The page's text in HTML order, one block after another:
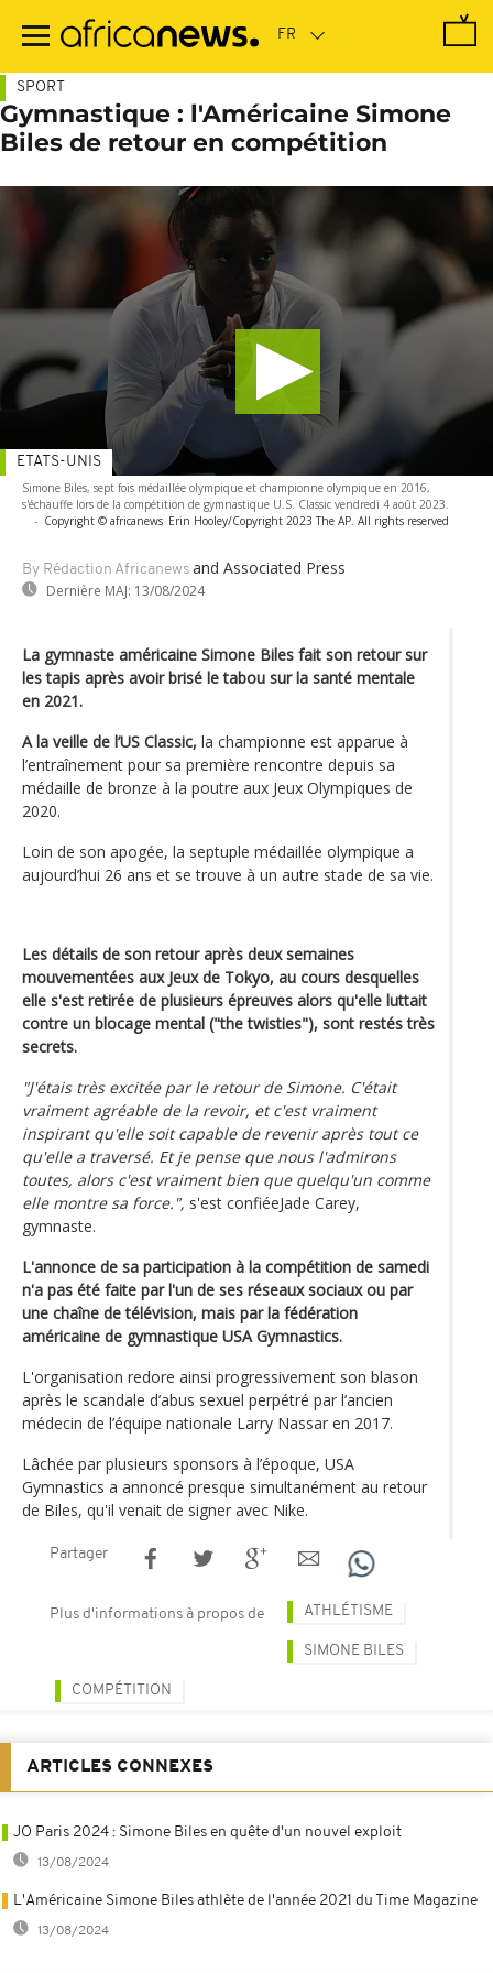
contenu
SPORT
Gymnastique : l'Américaine Simone
Biles de retour en compétition
Simone Biles, sept fois médaillée olympique et championne olympique en 2016,
s'échauffe lors de la compétition de gymnastique U.S. Classic vendredi 4 août 2023.
- Copyright © africanews Erin Hooley/Copyright 2023 The AP. All rights reserved
By Rédaction Africanews and Associated Press
Dernière MAJ: 13/08/2024
ETATS-UNIS
La gymnaste américaine Simone Biles fait son retour sur
les tapis après avoir brisé le tabou sur la santé mentale
en 2021.
A la veille de l’US Classic, la championne est apparue à
l’entraînement pour sa première rencontre depuis sa
médaille de bronze à la poutre aux Jeux Olympiques de
2020.
Loin de son apogée, la septuple médaillée olympique a
aujourd’hui 26 ans et se trouve à un autre stade de sa vie.
Les détails de son retour après deux semaines
mouvementées aux Jeux de Tokyo, au cours desquelles
elle s'est retirée de plusieurs épreuves alors qu'elle luttait
contre un blocage mental ("the twisties"), sont restés très
secrets.
"J'étais très excitée par le retour de Simone. C'était
vraiment agréable de la revoir, et c'est vraiment
inspirant qu'elle soit capable de revenir après tout ce
qu'elle a traversé. Et je pense que nous l'admirons
toutes, alors c'est vraiment bien que quelqu'un comme
elle montre sa force.", s'est confiéeJade Carey,
gymnaste.
L'annonce de sa participation à la compétition de samedi
n'a pas été faite par l'un de ses réseaux sociaux ou par
une chaîne de télévision, mais par la fédération
américaine de gymnastique USA Gymnastics.
L'organisation redore ainsi progressivement son blason
après le scandale d’abus sexuel perpétré par l’ancien
médecin de l’équipe nationale Larry Nassar en 2017.
Lâchée par plusieurs sponsors à l’époque, USA
Gymnastics a annoncé presque simultanément au retour
de Biles, qu'il venait de signer avec Nike.
Partager
Plus d'informations à propos de ATHLÉTISME
SIMONE BILES
COMPÉTITION
ARTICLES CONNEXES
JO Paris 2024 : Simone Biles en quête d'un nouvel exploit
13/08/2024
L'Américaine Simone Biles athlète de l'année 2021 du Time Magazine
13/08/2024